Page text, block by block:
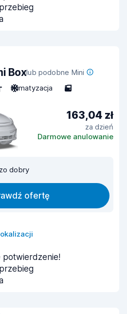
Boxlub podobne Mini
Klimatyzacja 5
163,04 zł
za dzień
Darmowe anulowanie
dobry
ofertę
potwierdzenie!